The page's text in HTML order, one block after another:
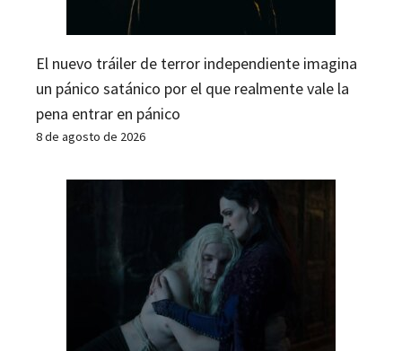
El nuevo tráiler de terror independiente imagina
un pánico satánico por el que realmente vale la
pena entrar en pánico
8 de agosto de 2026